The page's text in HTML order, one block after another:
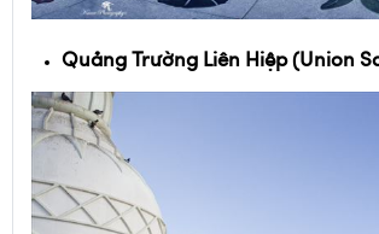
Quảng Trường Liên Hiệp (Union